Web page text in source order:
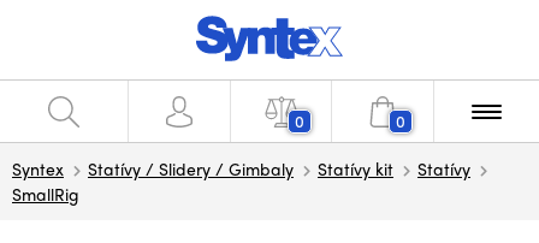
0 0
Syntex Statívy / Slidery / Gimbaly Statívy kit
Statívy
SmallRig